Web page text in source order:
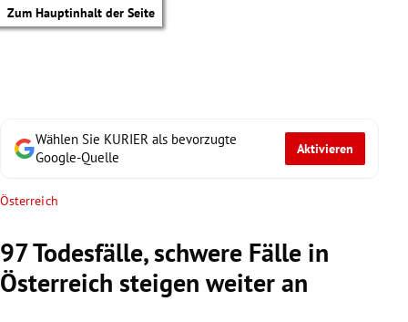
Zum Hauptinhalt der Seite
Wählen Sie KURIER als bevorzugte
Google-Quelle
Aktivieren
Österreich
97 Todesfälle, schwere Fälle in
Österreich steigen weiter an